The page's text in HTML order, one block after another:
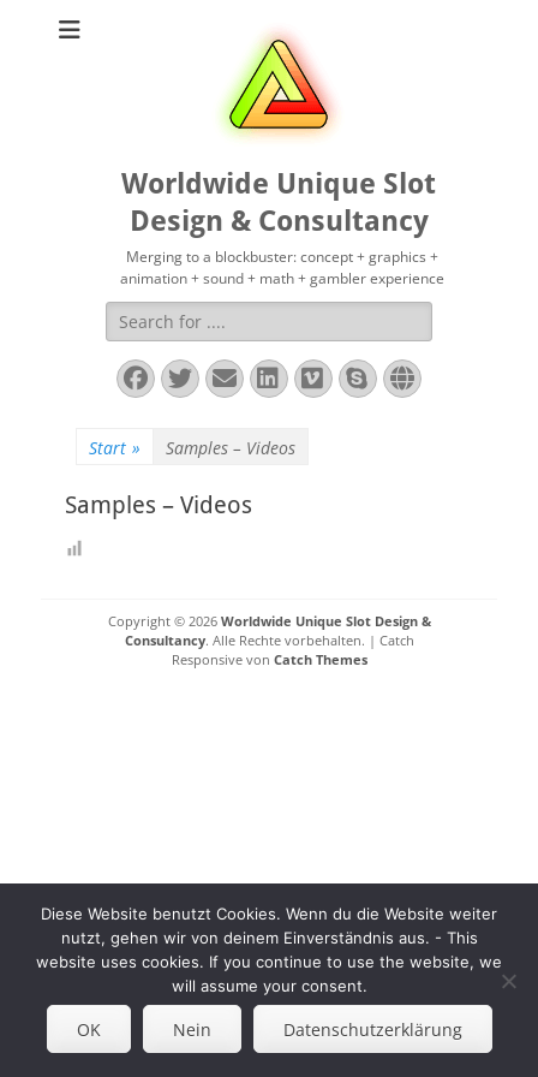
Worldwide Unique Slot
Design & Consultancy
Merging to a blockbuster: concept + graphics +
animation + sound + math + gambler experience
Suchen
nach:
Facebook
Twitter
E-
Mail
LinkedIn
Vimeo
SkypeWebsite
Start » Samples – Videos
Samples – Videos
Copyright © 2026 Worldwide Unique Slot Design &
Consultancy. Alle Rechte vorbehalten. | Catch
Responsive von Catch Themes
Diese Website benutzt Cookies. Wenn du die Website weiter
nutzt, gehen wir von deinem Einverständnis aus. - This
website uses cookies. If you continue to use the website, we
will assume your consent.
OK Nein Datenschutzerklärung